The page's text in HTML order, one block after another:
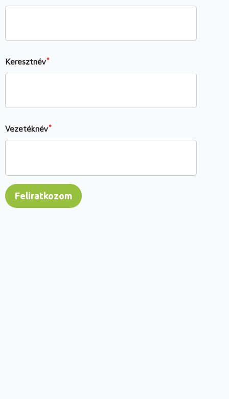
Keresztnév
Vezetéknév